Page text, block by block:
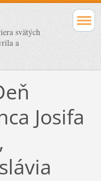
svätých
a
Josifa